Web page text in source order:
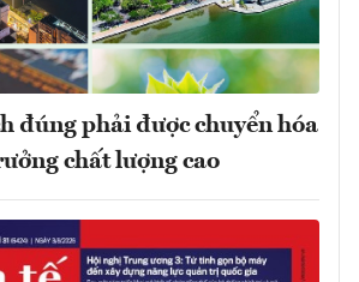
đúng phải được chuyển hóa
chất lượng cao